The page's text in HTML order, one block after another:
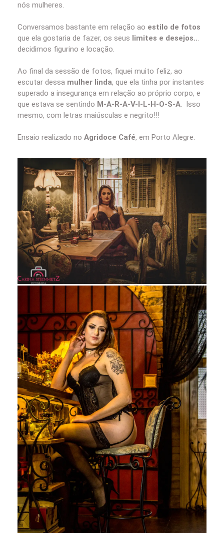
nós mulheres.
Conversamos bastante em relação ao estilo de fotos
que ela gostaria de fazer, os seus limites e desejos...
decidimos figurino e locação.
Ao final da sessão de fotos, fiquei muito feliz, ao
escutar dessa mulher linda, que ela tinha por instantes
superado a insegurança em relação ao próprio corpo, e
que estava se sentindo M-A-R-A-V-I-L-H-O-S-A. Isso
mesmo, com letras maiúsculas e negrito!!!
Ensaio realizado no Agridoce Café, em Porto Alegre.